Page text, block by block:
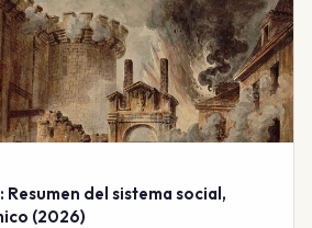
del sistema social,
(2026)